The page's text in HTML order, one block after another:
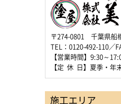
〒274-0801 千葉県船
TEL：0120-492-110／
【営業時間】9:30～
【定 休 日】夏季・年
施工エリア